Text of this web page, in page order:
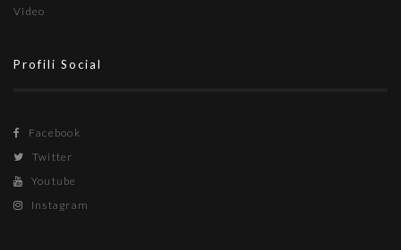
Video
Profili Social
Facebook
Twitter
Youtube
Instagram